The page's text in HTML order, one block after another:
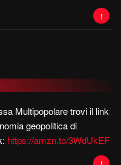
Multipopolare trovi il link
geopolitica di
https://amzn.to/3WdUkEF